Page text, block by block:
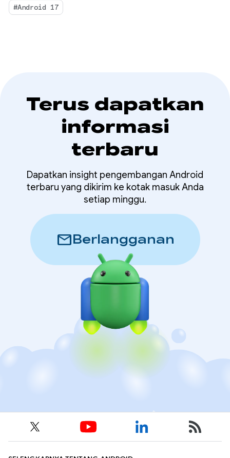
pendekatan kami untuk melindungi informasi
sensitif juga berkembang.
#Android 17
Terus dapatkan
informasi
terbaru
Dapatkan insight pengembangan Android
terbaru yang dikirim ke kotak masuk Anda
setiap minggu.
mailBerlangganan